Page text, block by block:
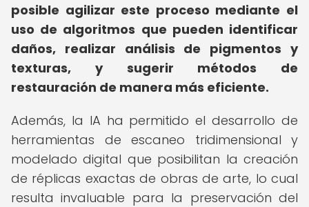
posible agilizar este proceso mediante el
uso de algoritmos que pueden identificar
daños, realizar análisis de pigmentos y
texturas, y sugerir métodos de
restauración de manera más eficiente.
Además, la IA ha permitido el desarrollo de
herramientas de escaneo tridimensional y
modelado digital que posibilitan la creación
de réplicas exactas de obras de arte, lo cual
resulta invaluable para la preservación del